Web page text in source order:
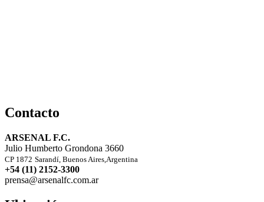
Contacto
ARSENAL F.C.
Julio Humberto Grondona 3660
CP 1872 Sarandí, Buenos Aires,Argentina
+54 (11) 2152-3300
prensa@arsenalfc.com.ar